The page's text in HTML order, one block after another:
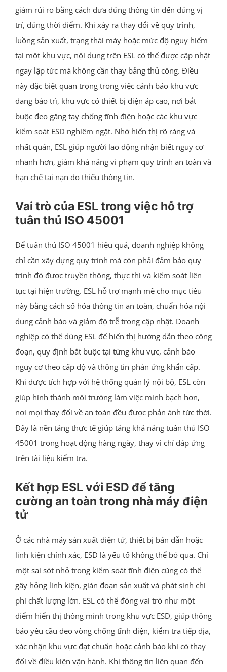
giảm rủi ro bằng cách đưa đúng thông tin đến đúng vị
trí, đúng thời điểm. Khi xảy ra thay đổi về quy trình,
luồng sản xuất, trạng thái máy hoặc mức độ nguy hiểm
tại một khu vực, nội dung trên ESL có thể được cập nhật
ngay lập tức mà không cần thay bảng thủ công. Điều
này đặc biệt quan trọng trong việc cảnh báo khu vực
đang bảo trì, khu vực có thiết bị điện áp cao, nơi bắt
buộc đeo găng tay chống tĩnh điện hoặc các khu vực
kiểm soát ESD nghiêm ngặt. Nhờ hiển thị rõ ràng và
nhất quán, ESL giúp người lao động nhận biết nguy cơ
nhanh hơn, giảm khả năng vi phạm quy trình an toàn và
hạn chế tai nạn do thiếu thông tin.
Vai trò của ESL trong việc hỗ trợ
tuân thủ ISO 45001
Để tuân thủ ISO 45001 hiệu quả, doanh nghiệp không
chỉ cần xây dựng quy trình mà còn phải đảm bảo quy
trình đó được truyền thông, thực thi và kiểm soát liên
tục tại hiện trường. ESL hỗ trợ mạnh mẽ cho mục tiêu
này bằng cách số hóa thông tin an toàn, chuẩn hóa nội
dung cảnh báo và giảm độ trễ trong cập nhật. Doanh
nghiệp có thể dùng ESL để hiển thị hướng dẫn theo công
đoạn, quy định bắt buộc tại từng khu vực, cảnh báo
nguy cơ theo cấp độ và thông tin phản ứng khẩn cấp.
Khi được tích hợp với hệ thống quản lý nội bộ, ESL còn
giúp hình thành môi trường làm việc minh bạch hơn,
nơi mọi thay đổi về an toàn đều được phản ánh tức thời.
Đây là nền tảng thực tế giúp tăng khả năng tuân thủ ISO
45001 trong hoạt động hàng ngày, thay vì chỉ đáp ứng
trên tài liệu kiểm tra.
Kết hợp ESL với ESD để tăng
cường an toàn trong nhà máy điện
tử
Ở các nhà máy sản xuất điện tử, thiết bị bán dẫn hoặc
linh kiện chính xác, ESD là yếu tố không thể bỏ qua. Chỉ
một sai sót nhỏ trong kiểm soát tĩnh điện cũng có thể
gây hỏng linh kiện, gián đoạn sản xuất và phát sinh chi
phí chất lượng lớn. ESL có thể đóng vai trò như một
điểm hiển thị thông minh trong khu vực ESD, giúp thông
báo yêu cầu đeo vòng chống tĩnh điện, kiểm tra tiếp địa,
xác nhận khu vực đạt chuẩn hoặc cảnh báo khi có thay
đổi về điều kiện vận hành. Khi thông tin liên quan đến